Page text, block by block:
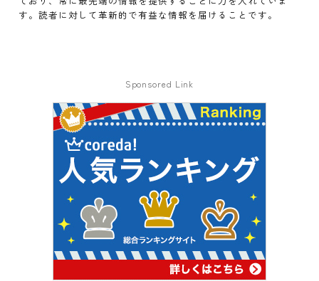
す。読者に対して革新的で有益な情報を届けることです。
Sponsored Link